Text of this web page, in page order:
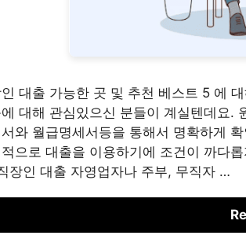
대출 가능한 곳 및 추천 베스트 5 에
대해 관심있으신 분들이 계실텐데요.
와 월급명세서등을 통해서 명확하게
으로 대출을 이용하기에 조건이 까다
장인 대출 자영업자나 주부, 무직자 …